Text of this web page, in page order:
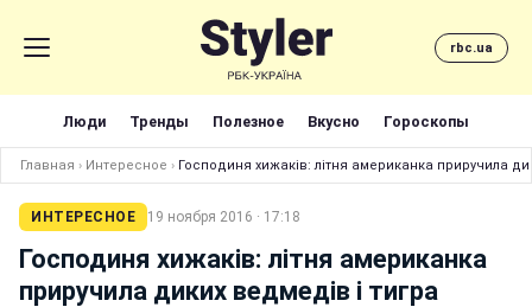
rbc.ua
Люди Тренды Полезное Вкусно Гороскопы
Главная › Интересное › Господиня хижаків: літня американка приручила
ИНТЕРЕСНОЕ 19 ноября 2016 · 17:18
Господиня хижаків: літня американка
приручила диких ведмедів і тигра